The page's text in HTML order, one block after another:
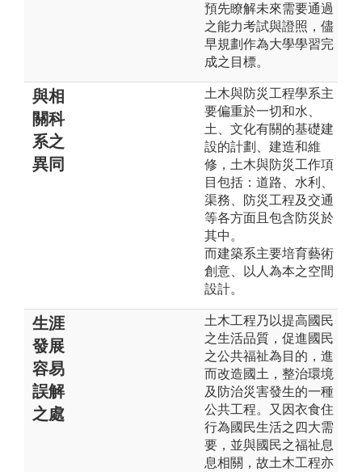
預先瞭解未來需要通過
之能力考試與證照，儘
早規劃作為大學學習完
成之目標。
與相
關科
系之
異同
土木與防災工程學系主
要偏重於一切和水、
土、文化有關的基礎建
設的計劃、建造和維
修，土木與防災工作項
目包括：道路、水利、
渠務、防災工程及交通
等各方面且包含防災於
其中。
而建築系主要培育藝術
創意、以人為本之空間
設計。
生涯
發展
容易
誤解
之處
土木工程乃以提高國民
之生活品質，促進國民
之公共福祉為目的，進
而改造國土，整治環境
及防治災害發生的一種
公共工程。又因衣食住
行為國民生活之四大需
要，並與國民之福祉息
息相關，故土木工程亦